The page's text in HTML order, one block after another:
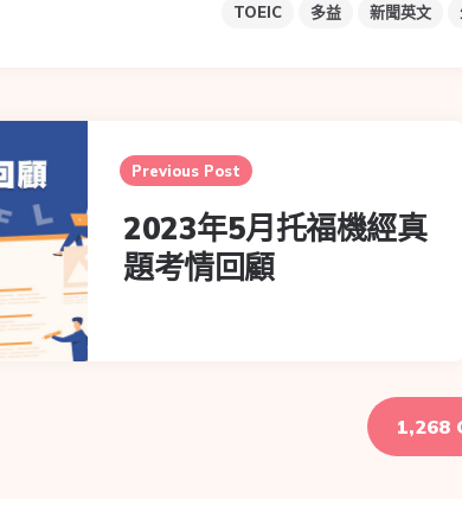
TOEIC 多益 新聞英文
Previous Post
2023年5月托福機經真
題考情回顧
1,268